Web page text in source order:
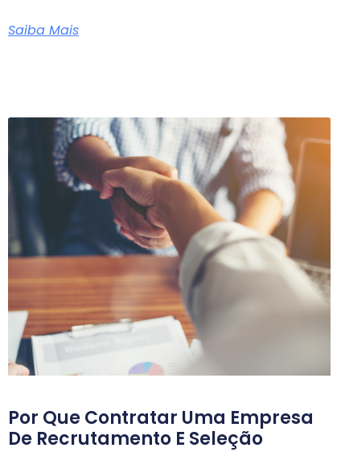
Saiba Mais
Por Que Contratar Uma Empresa
De Recrutamento E Seleção